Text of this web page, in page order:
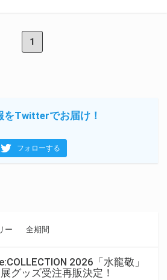
1
をTwitterでお届け！
フォローする
ー 全期間
2026「水龍敬」
グッズ受注再販決定！